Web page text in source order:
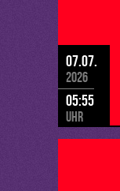
07.07.
2026
05:55
Uhr